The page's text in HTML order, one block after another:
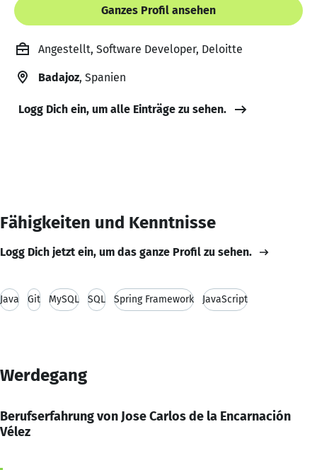
Ganzes Profil ansehen
Angestellt, Software Developer, Deloitte
Badajoz, Spanien
Logg Dich ein, um alle Einträge zu sehen.
Fähigkeiten und Kenntnisse
Logg Dich jetzt ein, um das ganze Profil zu sehen.
Java Git MySQL SQL Spring Framework JavaScript
Werdegang
Berufserfahrung von Jose Carlos de la Encarnación
Vélez